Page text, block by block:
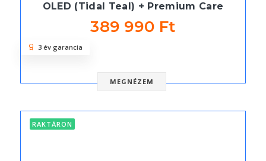
OLED (Tidal Teal) + Premium Care
389 990 Ft
MEGNÉZEM
3 év garancia
RAKTÁRON